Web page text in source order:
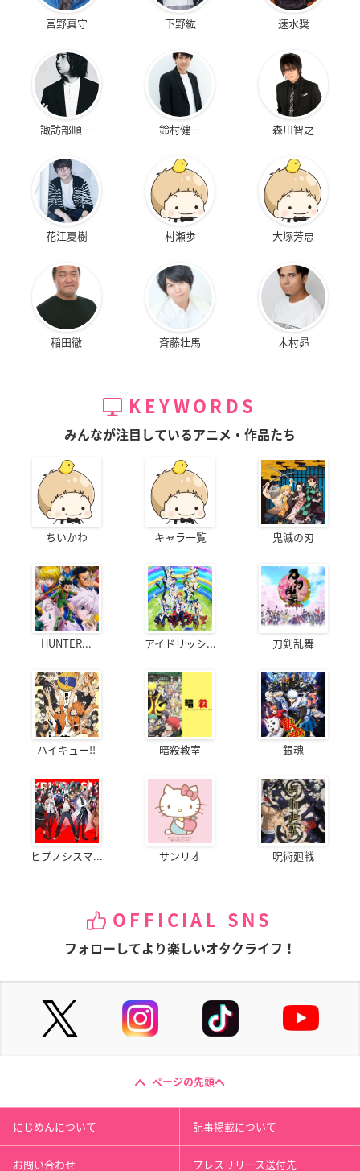
宮野真守 下野紘 速水奨
諏訪部順一 鈴村健一 森川智之
花江夏樹 村瀬歩 大塚芳忠
稲田徹 斉藤壮馬 木村昴
KEYWORDS
みんなが注目しているアニメ・作品たち
ちいかわ キャラ一覧 鬼滅の刃
HUNTER... アイドリッシ... 刀剣乱舞
ハイキュー!! 暗殺教室 銀魂
ヒプノシスマ... サンリオ 呪術廻戦
OFFICIAL SNS
フォローしてより楽しいオタクライフ！
ページの先頭へ
にじめんについて 記事掲載について
お問い合わせ プレスリリース送付先